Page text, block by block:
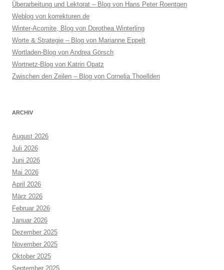
Überarbeitung und Lektorat – Blog von Hans Peter Roentgen
Weblog von korrekturen.de
Winter-Acomite, Blog von Dorothea Winterling
Worte & Strategie – Blog von Marianne Eppelt
Wortladen-Blog von Andrea Görsch
Wortnetz-Blog von Katrin Opatz
Zwischen den Zeilen – Blog von Cornelia Thoellden
ARCHIV
August 2026
Juli 2026
Juni 2026
Mai 2026
April 2026
März 2026
Februar 2026
Januar 2026
Dezember 2025
November 2025
Oktober 2025
September 2025